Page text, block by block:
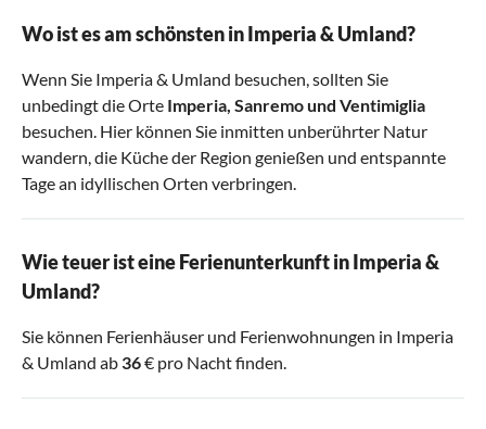
Wo ist es am schönsten in Imperia & Umland?
Wenn Sie Imperia & Umland besuchen, sollten Sie
unbedingt die Orte Imperia, Sanremound Ventimiglia
besuchen. Hier können Sie inmitten unberührter Natur
wandern, die Küche der Region genießen und entspannte
Tage an idyllischen Orten verbringen.
Wie teuer ist eine Ferienunterkunft in Imperia &
Umland?
Sie können Ferienhäuser und Ferienwohnungen in Imperia
& Umland ab 36€ pro Nacht finden.